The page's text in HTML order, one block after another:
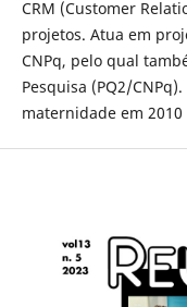
CRM (Customer
projetos. Atua em
CNPq, pelo qual
Pesquisa (PQ2/
maternidade em 2010